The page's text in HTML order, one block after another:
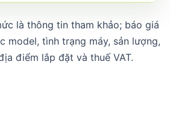
là thông tin tham khảo; báo giá
model, tình trạng máy, sản lượng,
điểm lắp đặt và thuế VAT.